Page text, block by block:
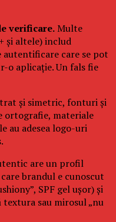
verificare.Multe
și altele) includ
autentificare care se pot
o aplicație. Un fals fie
și simetric, fonturi și
ortografie, materiale
au adesea logo-uri
are un profil
brandul e cunoscut
SPF gel ușor) și
sau mirosul „nu